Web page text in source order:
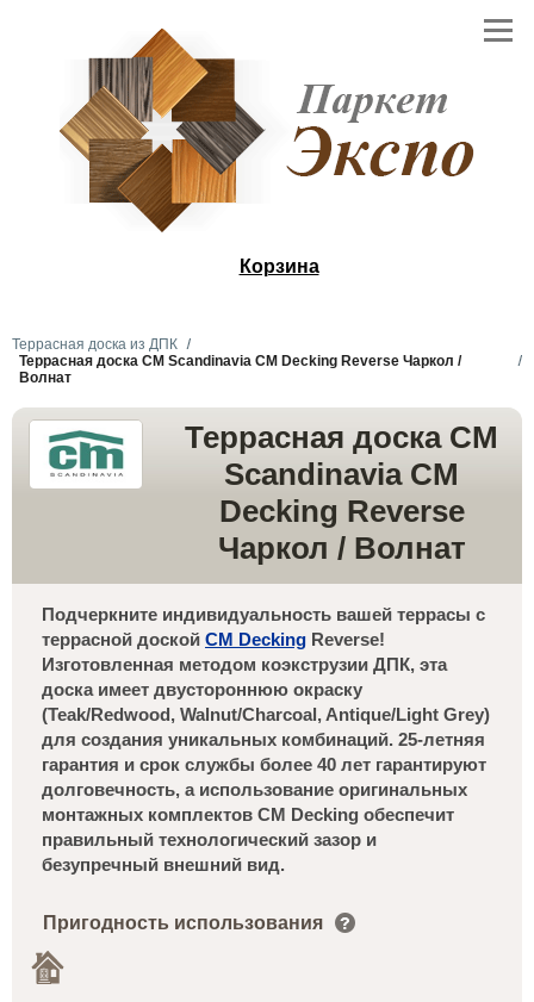
Корзина
Террасная доска из ДПК
Террасная доска CM Scandinavia CM Decking Reverse Чаркол /
Волнат
Террасная доска CM
Scandinavia CM
Decking Reverse
Чаркол / Волнат
Подчеркните индивидуальность вашей террасы с
террасной доской CM Decking Reverse!
Изготовленная методом коэкструзии ДПК, эта
доска имеет двустороннюю окраску
(Teak/Redwood, Walnut/Charcoal, Antique/Light Grey)
для создания уникальных комбинаций. 25-летняя
гарантия и срок службы более 40 лет гарантируют
долговечность, а использование оригинальных
монтажных комплектов CM Decking обеспечит
правильный технологический зазор и
безупречный внешний вид.
Пригодность использования